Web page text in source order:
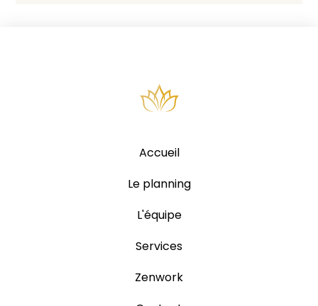
Accueil
Le planning
L'équipe
Services
Zenwork